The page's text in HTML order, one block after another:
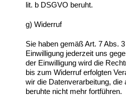
lit. b DSGVO beruht.
g) Widerruf
Sie haben gemäß Art. 7 Abs.
Einwilligung jederzeit uns
der Einwilligung wird die
bis zum Widerruf erfolgten
wir die Datenverarbeitung, die
beruhte nicht mehr fortführen.